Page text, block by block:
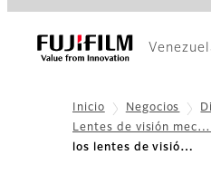
Inicio Negocios
Lentes de visión mec…
los lentes de visió…